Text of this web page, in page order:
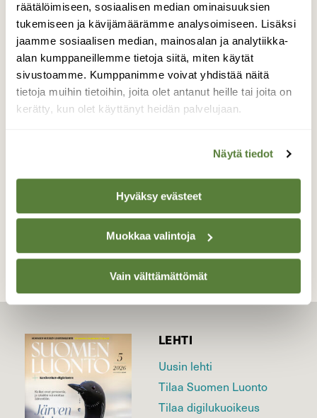
räätälöimiseen, sosiaalisen median ominaisuuksien
tukemiseen ja kävijämäärämme analysoimiseen. Lisäksi
jaamme sosiaalisen median, mainosalan ja analytiikka-
alan kumppaneillemme tietoja siitä, miten käytät
sivustoamme. Kumppanimme voivat yhdistää näitä
tietoja muihin tietoihin, joita olet antanut heille tai joita on
kerätty, kun olet käyttänyt heidän palvelujaan.
Näytä tiedot
Hyväksy evästeet
Muokkaa valintoja
Vain välttämättömät
Tähystelijänä
Nämä ovat kovastikin meilläpäin
ilahduttavasti lisääntyneet, näkee joka
päivä pihapiirissä.Heti kun talipötköt
laitetaan puuhun roikkumaan, on tämä
kaveri paikalla ja hyvin maistuu.
LEHTI
Uusin lehti
Tilaa Suomen Luonto
Tilaa digilukuoikeus